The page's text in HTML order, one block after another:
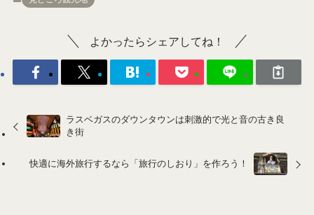
よかったらシェアしてね！
ラスベガスのダウンタウンは刺激的で光と音の古き良
き街
快適に海外旅行するなら「旅行のしおり」を作ろう！